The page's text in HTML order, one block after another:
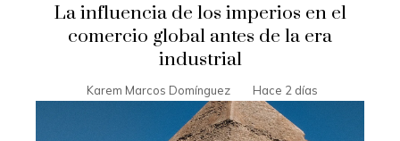
La influencia de los imperios en el
comercio global antes de la era
industrial
Karem Marcos Domínguez Hace 2 días